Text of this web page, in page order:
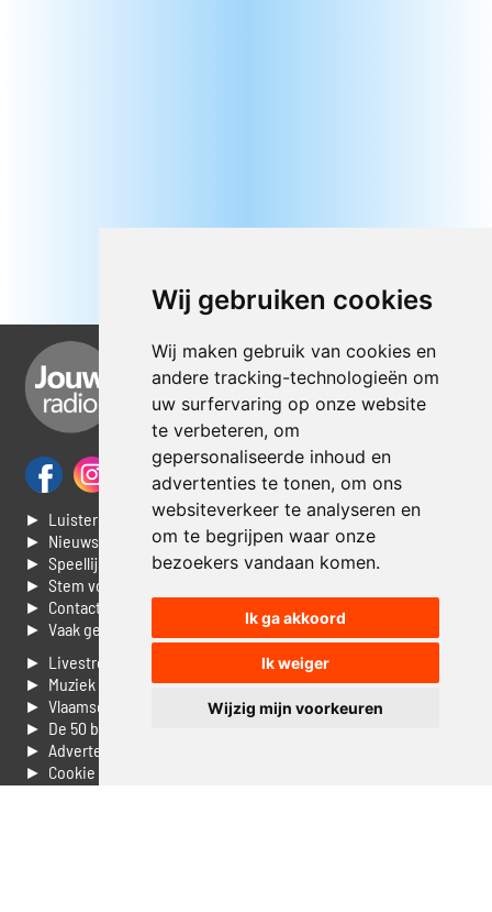
Wij gebruiken cookies
Wij maken gebruik van cookies en
andere tracking-technologieën om
uw surfervaring op onze website
te verbeteren, om
gepersonaliseerde inhoud en
advertenties te tonen, om ons
websiteverkeer te analyseren en
om te begrijpen waar onze
bezoekers vandaan komen.
Ik ga akkoord
Ik weiger
Wijzig mijn voorkeuren
► Luisteren naar Jouwradio
► Nieuws
► Speellijst
► Stem voor de Dag top 3
► Contacteer ons
► Vaak gestelde vragen
► Livestream informatie
► Muziek opzoeken
► Vlaamse 100 Aller tijden
► De 50 beste van...
► Adverteren op Jouwradio
► Cookie voorkeuren wijzigen